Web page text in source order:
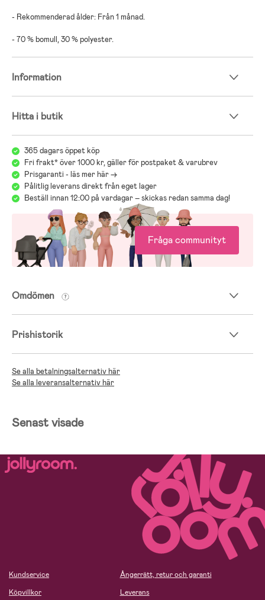
- Rekommenderad ålder: Från 1 månad.
- 70 % bomull, 30 % polyester.
Information
Hitta i butik
365 dagars öppet köp
Fri frakt* över 1000 kr, gäller för postpaket & varubrev
Prisgaranti - läs mer här ->
Pålitlig leverans direkt från eget lager
Beställ innan 12:00 på vardagar – skickas redan samma dag!
Fråga communityt
Omdömen
Prishistorik
Se alla betalningsalternativ här
Se alla leveransalternativ här
Senast visade
Kundservice
Köpvillkor
Ångerrätt, retur och garanti
Leverans